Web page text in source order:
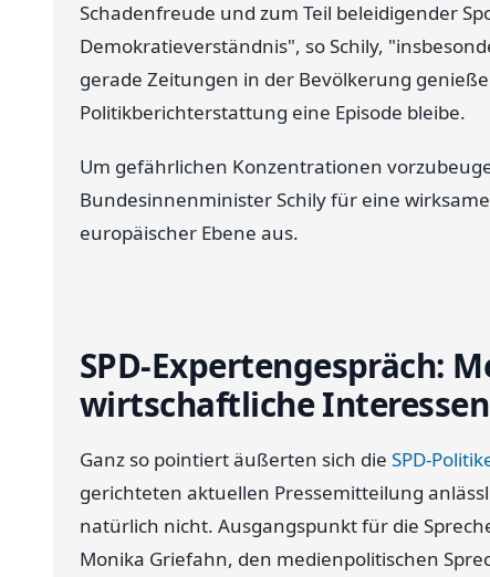
Schadenfreude und zum Teil beleidigender
Demokratieverständnis", so Schily,
gerade Zeitungen in der Bevölkerung
Politikberichterstattung eine Episode bleibe.
Um gefährlichen Konzentrationen
Bundesinnenminister Schily für eine
europäischer Ebene aus.
SPD-Expertengespräch:
wirtschaftliche
Ganz so pointiert äußerten sich die SPD-
gerichteten aktuellen Pressemitteilung
natürlich nicht. Ausgangspunkt für die
Monika Griefahn, den medienpolitischen